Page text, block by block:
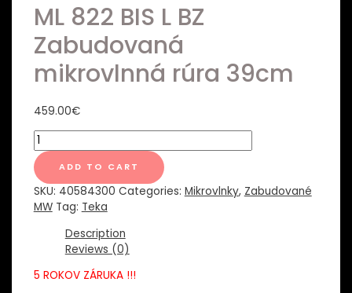
ML 822 BIS L BZ
Zabudovaná
mikrovlnná rúra 39cm
459.00€
ML
822
BIS
L
BZ
Zabudovaná
mikrovlnná
quantity
ADD TO CART
SKU: 40584300 Categories: Mikrovlnky, Zabudované
MW Tag: Teka
Description
Reviews (0)
5 ROKOV ZÁRUKA !!!